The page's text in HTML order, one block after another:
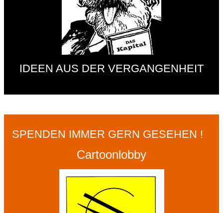
IDEEN AUS DER VERGANGENHEIT
SPENDEN IMMER GERN GESEHEN !
Cartoonlobby